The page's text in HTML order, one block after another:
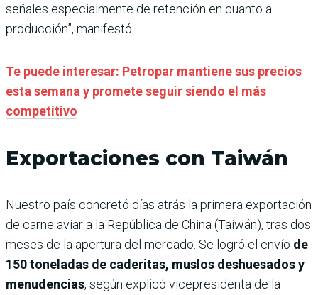
señales especialmente de retención en cuanto a
producción”, manifestó.
Te puede interesar: Petropar mantiene sus precios
esta semana y promete seguir siendo el más
competitivo
Exportaciones con Taiwán
Nuestro país concretó días atrás la primera exportación
de carne aviar a la República de China (Taiwán), tras dos
meses de la apertura del mercado. Se logró el envío de
150 toneladas de caderitas, muslos deshuesados y
menudencias, según explicó vicepresidenta de la